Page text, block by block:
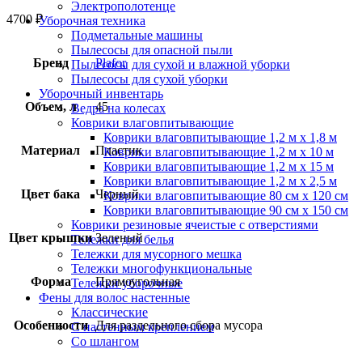
Электрополотенце
Уборочная техника
Подметальные машины
Пылесосы для опасной пыли
Пылесосы для сухой и влажной уборки
Пылесосы для сухой уборки
Уборочный инвентарь
Ведра на колесах
Коврики влаговпитывающие
Коврики влаговпитывающие 1,2 м х 1,8 м
Коврики влаговпитывающие 1,2 м х 10 м
Коврики влаговпитывающие 1,2 м х 15 м
Коврики влаговпитывающие 1,2 м х 2,5 м
Коврики влаговпитывающие 80 см х 120 см
Коврики влаговпитывающие 90 см х 150 см
Коврики резиновые ячеистые с отверстиями
Тележки для белья
Тележки для мусорного мешка
Тележки многофункциональные
Тележки уборочные
Фены для волос настенные
Классические
С настенным креплением
Со шлангом
4700 ₽
Бренд Plafor
Объем, л 45
Материал Пластик
Цвет бака Черный
Цвет крышки Зеленый
Форма Прямоугольная
Особенности Для раздельного сбора мусора